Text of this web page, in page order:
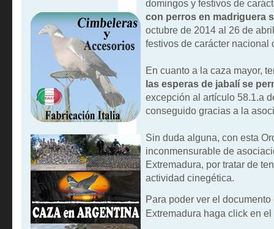
domingos y festivos de
con perros en madriguera
octubre de 2014 al 26 de
festivos de carácter nacional
En cuanto a la caza mayor,
las esperas de jabalí se
excepción al artículo 58.1.a
conseguido gracias a la
Sin duda alguna, con esta
inconmensurable de
Extremadura, por tratar de
actividad cinegética.
Para poder ver el
Extremadura haga click en